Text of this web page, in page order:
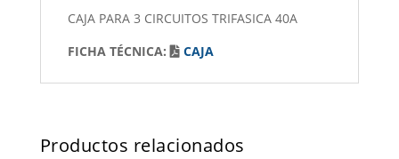
CAJA PARA 3 CIRCUITOS TRIFASICA 40A
FICHA TÉCNICA:
CAJA
Productos relacionados